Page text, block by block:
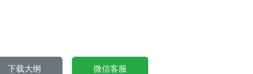
下载大纲 微信客服